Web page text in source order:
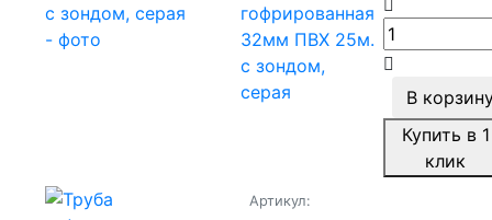
гофрированная
32мм ПВХ 25м.
с зондом,
серая
В
Купить в 1
клик
Артикул: